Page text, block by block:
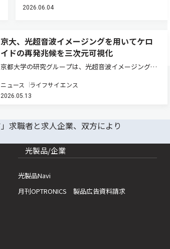
2026.06.04
京大、光超音波イメージングを用いてケロ
イドの再発兆候を三次元可視化
京都大学の研究グループは、光超音波イメージングを
ることを明らかにした（ニュースリリース）。 ケロイ
ドは難治性皮膚疾患の一つであり、強いかゆみや痛み
ニュース ライフサイエンス
2026.05.13
光製品/企業
光製品Navi
月刊OPTRONICS 製品広告資料請求